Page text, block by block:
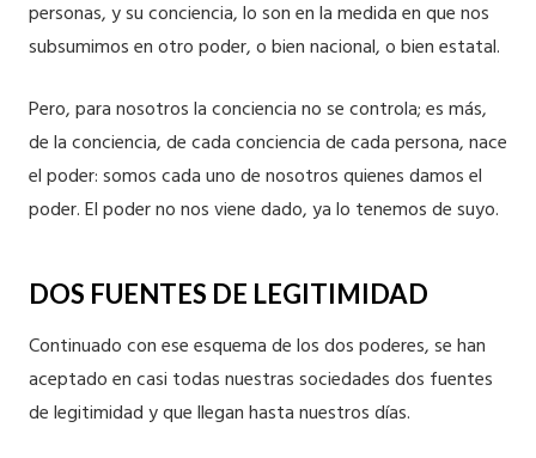
personas, y su conciencia, lo son en la medida en que nos
subsumimos en otro poder, o bien nacional, o bien estatal.
Pero, para nosotros la conciencia no se controla; es más,
de la conciencia, de cada conciencia de cada persona, nace
el poder: somos cada uno de nosotros quienes damos el
poder. El poder no nos viene dado, ya lo tenemos de suyo.
DOS FUENTES DE LEGITIMIDAD
Continuado con ese esquema de los dos poderes, se han
aceptado en casi todas nuestras sociedades dos fuentes
de legitimidad y que llegan hasta nuestros días.